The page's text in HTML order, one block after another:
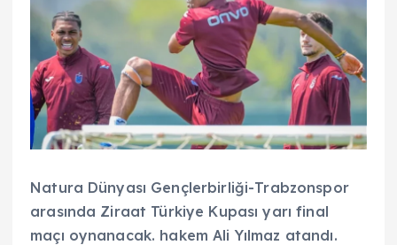
Natura Dünyası Gençlerbirliği-Trabzonspor
arasında Ziraat Türkiye Kupası yarı final
maçı oynanacak. hakem Ali Yılmaz atandı.